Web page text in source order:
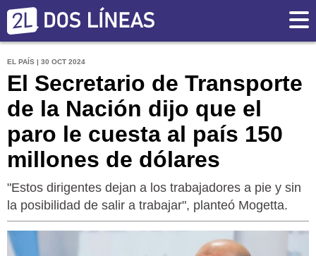
EL PAÍS | 30 OCT 2024
El Secretario de Transporte
de la Nación dijo que el
paro le cuesta al país 150
millones de dólares
"Estos dirigentes dejan a los trabajadores a pie y sin
la posibilidad de salir a trabajar", planteó Mogetta.